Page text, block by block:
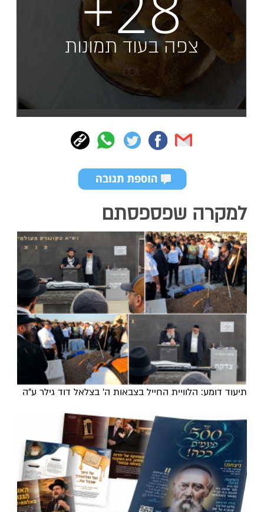
צפה בעוד תמונות
למקרה שפספסתם
תיעוד דומע: הלוויית החייל בצבאות ה' בצלאל דוד גילר ע"ה